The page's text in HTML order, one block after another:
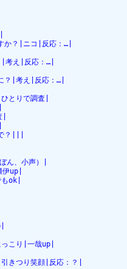
か？|ニコ|反応：…|
|考え|反応：…|
？|考え|反応：…|
とりで調査|
？|||
ん、小声）|
up|
ok|
こり|一哉up|
きつり笑顔|反応：？|